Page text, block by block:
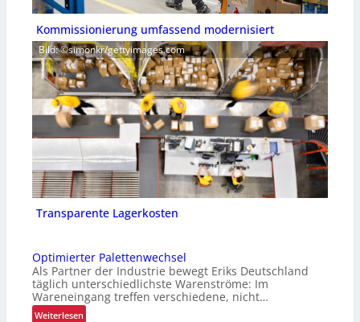
Kommissionierung umfassend modernisiert
Bild: ©simonkr/gettyimages.com
Transparente Lagerkosten
Optimierter Palettenwechsel
Als Partner der Industrie bewegt Eriks Deutschland
täglich unterschiedlichste Warenströme: Im
Wareneingang treffen verschiedene, nicht…
Weiterlesen: